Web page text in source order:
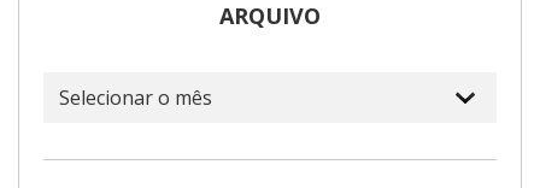
ARQUIVO
Arquivo